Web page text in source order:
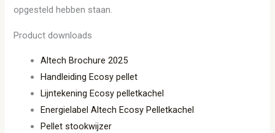
opgesteld hebben staan.
Product downloads
Altech Brochure 2025
Handleiding Ecosy pellet
Lijntekening Ecosy pelletkachel
Energielabel Altech Ecosy Pelletkachel
Pellet stookwijzer